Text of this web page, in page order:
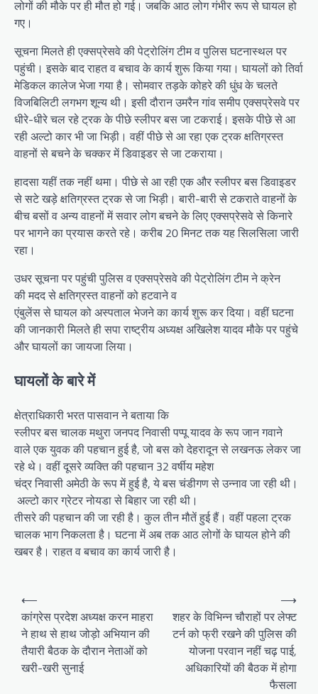
लोगों की मौके पर ही मौत हो गई। जबकि आठ लोग गंभीर रूप से घायल हो
गए।
सूचना मिलते ही एक्सप्रेसवे की पेट्रोलिंग टीम व पुलिस घटनास्थल पर
पहुंची। इसके बाद राहत व बचाव के कार्य शुरू किया गया। घायलों को तिर्वा
मेडिकल कालेज भेजा गया है। सोमवार तड़के कोहरे की धुंध के चलते
विजबिलिटी लगभग शून्य थी। इसी दौरान उमरैन गांव समीप एक्सप्रेसवे पर
धीरे-धीरे चल रहे ट्रक के पीछे स्लीपर बस जा टकराई। इसके पीछे से आ
रही अल्टो कार भी जा भिड़ी। वहीं पीछे से आ रहा एक ट्रक क्षतिग्रस्त
वाहनों से बचने के चक्कर में डिवाइडर से जा टकराया।
हादसा यहीं तक नहीं थमा। पीछे से आ रही एक और स्लीपर बस डिवाइडर
से सटे खड़े क्षतिग्रस्त ट्रक से जा भिड़ी। बारी-बारी से टकराते वाहनों के
बीच बसों व अन्य वाहनों में सवार लोग बचने के लिए एक्सप्रेसवे से किनारे
पर भागने का प्रयास करते रहे। करीब 20 मिनट तक यह सिलसिला जारी
रहा।
उधर सूचना पर पहुंची पुलिस व एक्सप्रेसवे की पेट्रोलिंग टीम ने क्रेन
की मदद से क्षतिग्रस्त वाहनों को हटवाने व
एंबुलेंस से घायल को अस्पताल भेजने का कार्य शुरू कर दिया। वहीं घटना
की जानकारी मिलते ही सपा राष्ट्रीय अध्यक्ष अखिलेश यादव मौके पर पहुंचे
और घायलों का जायजा लिया।
घायलों के बारे में
क्षेत्राधिकारी भरत पासवान ने बताया कि
स्लीपर बस चालक मथुरा जनपद निवासी पप्पू यादव के रूप जान गवाने
वाले एक युवक की पहचान हुई है, जो बस को देहरादून से लखनऊ लेकर जा
रहे थे। वहीं दूसरे व्यक्ति की पहचान 32 वर्षीय महेश
चंद्र निवासी अमेठी के रूप में हुई है, ये बस चंडीगण से उन्नाव जा रही थी।
अल्टो कार ग्रेटर नोयडा से बिहार जा रही थी।
तीसरे की पहचान की जा रही है। कुल तीन मौतें हुई हैं। वहीं पहला ट्रक
चालक भाग निकलता है। घटना में अब तक आठ लोगों के घायल होने की
खबर है। राहत व बचाव का कार्य जारी है।
o
⟵
कांग्रेस प्रदेश अध्यक्ष करन माहरा
ने हाथ से हाथ जोड़ो अभियान की
तैयारी बैठक के दौरान नेताओं को
खरी-खरी सुनाई
शहर के विभिन्न चौराहों पर लेफ्ट
टर्न को फ्री रखने की पुलिस की
योजना परवान नहीं चढ़ पाई,
अधिकारियों की बैठक में होगा
फैसला
⟶